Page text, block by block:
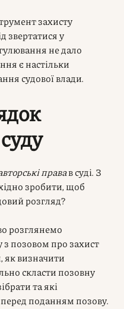
захисту
звертатися у
не дало
є настільки
судової влади.
правав суді. З
зробити, щоб
розгляд?
розглянемо
з позовом про захист
як визначити
скласти позовну
та які
поданням позову.